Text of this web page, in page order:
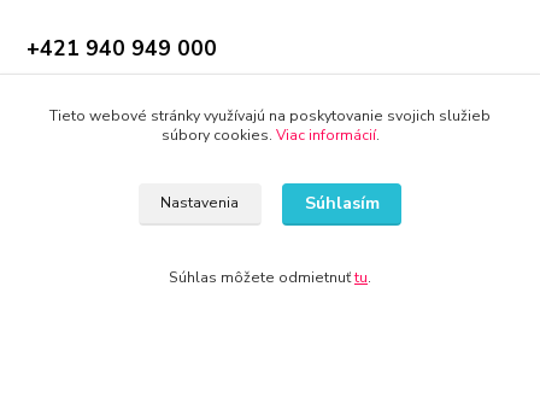
+421 940 949 000
© 2024 Všetky práva vyhradené KAMENIK.SK
Tieto webové stránky využívajú na poskytovanie svojich služieb
súbory cookies. Viac informácií.
Nastavenia Súhlasím
Súhlas môžete odmietnuťtu.